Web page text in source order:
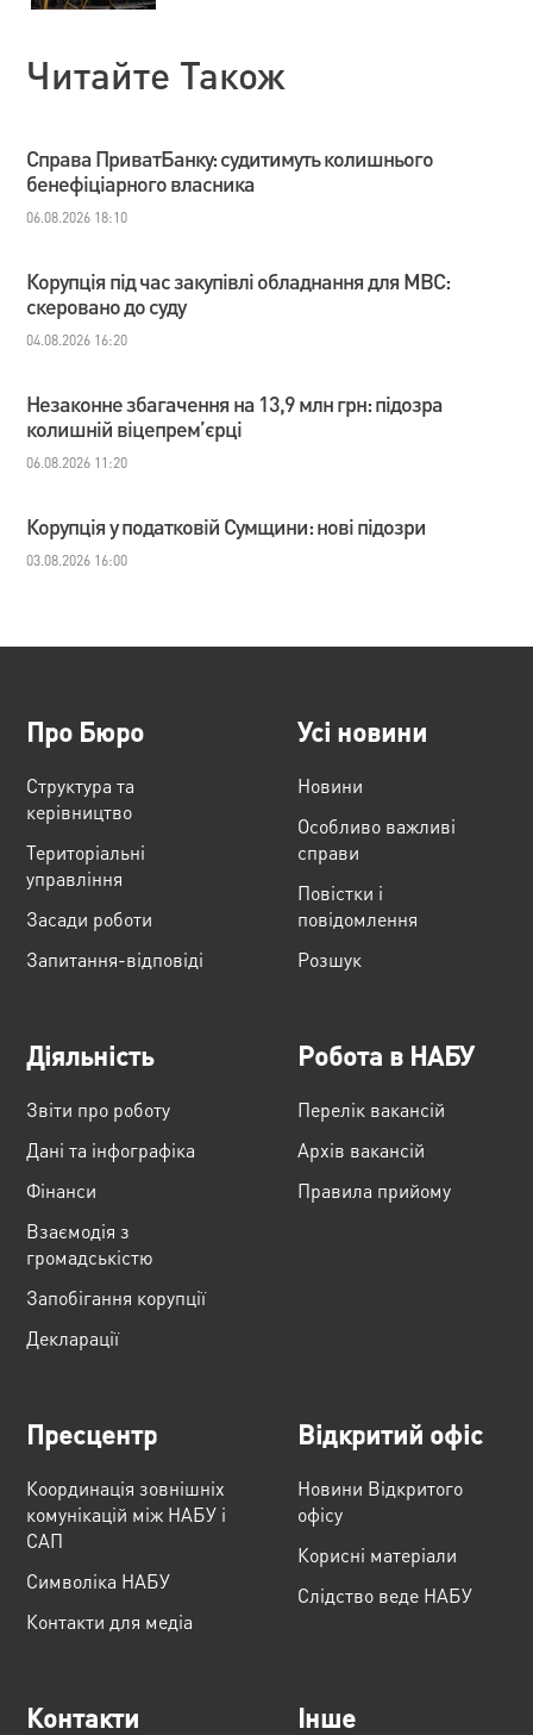
Читайте Також
Справа ПриватБанку: судитимуть колишнього
бенефіціарного власника
06.08.2026 18:10
Корупція під час закупівлі обладнання для МВС:
скеровано до суду
04.08.2026 16:20
Незаконне збагачення на 13,9 млн грн: підозра
колишній віцепрем’єрці
06.08.2026 11:20
Корупція у податковій Сумщини: нові підозри
03.08.2026 16:00
Про Бюро
Структура та
керівництво
Територіальні
управління
Засади роботи
Запитання-відповіді
Усі новини
Новини
Особливо важливі
справи
Повістки і
повідомлення
Розшук
Діяльність
Звіти про роботу
Дані та інфографіка
Фінанси
Взаємодія з
громадськістю
Запобігання корупції
Декларації
Робота в НАБУ
Перелік вакансій
Архів вакансій
Правила прийому
Пресцентр
Координація зовнішніх
комунікацій між НАБУ і
САП
Cимволіка НАБУ
Контакти для медіа
Відкритий офіс
Новини Відкритого
офісу
Корисні матеріали
Слідство веде НАБУ
Контакти Інше